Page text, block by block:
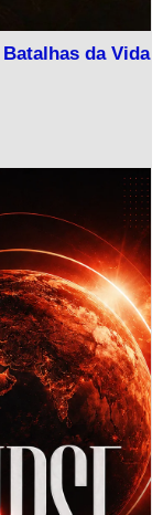
da Vida